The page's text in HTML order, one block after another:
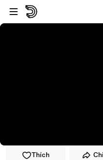
Đi đến trình phát
Đi đến nội dung chính
Thích